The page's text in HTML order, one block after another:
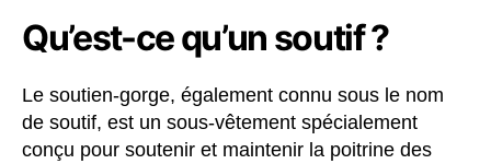
Qu’est-ce qu’un soutif ?
Le soutien-gorge, également connu sous le nom
de soutif, est un sous-vêtement spécialement
conçu pour soutenir et maintenir la poitrine des